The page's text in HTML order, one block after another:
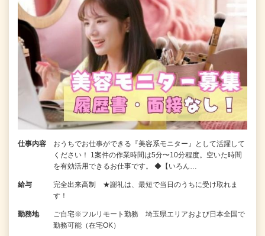
仕事内容
おうちでお仕事ができる『美容系モニター』として活躍して
ください！ 1案件の作業時間は5分〜10分程度。空いた時間
を有効活用できるお仕事です。 ◆【いろん…
給与
完全出来高制 ★謝礼は、最短で当日のうちに受け取れま
す！
勤務地
ご自宅※フルリモート勤務 埼玉県エリアおよび日本全国で
勤務可能（在宅OK）